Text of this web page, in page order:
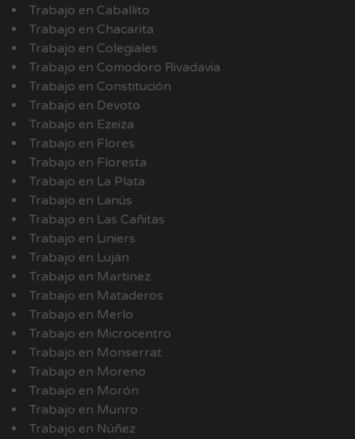
Trabajo en Caballito
Trabajo en Chacarita
Trabajo en Colegiales
Trabajo en Comodoro Rivadavia
Trabajo en Constitución
Trabajo en Devoto
Trabajo en Ezeiza
Trabajo en Flores
Trabajo en Floresta
Trabajo en La Plata
Trabajo en Lanús
Trabajo en Las Cañitas
Trabajo en Liniers
Trabajo en Luján
Trabajo en Martinez
Trabajo en Mataderos
Trabajo en Merlo
Trabajo en Microcentro
Trabajo en Monserrat
Trabajo en Moreno
Trabajo en Morón
Trabajo en Munro
Trabajo en Núñez